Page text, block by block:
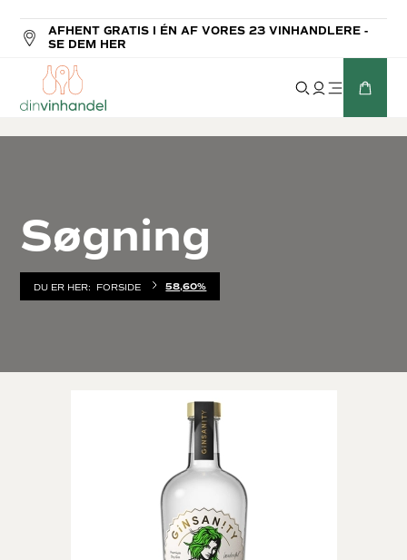
AFHENT GRATIS I ÉN AF VORES 23 VINHANDLERE -
SE DEM HER
Søgning
DU ER HER: FORSIDE 58,60%